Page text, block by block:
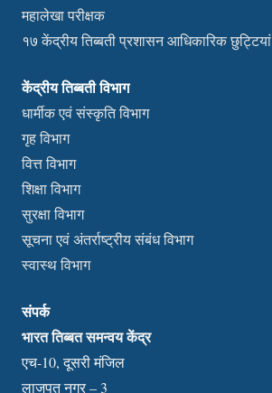
महालेखा परीक्षक
१७ केंद्रीय तिब्बती प्रशासन आधिकारिक छुट्टियां
केंद्रीय तिब्बती विभाग
धार्मीक एवं संस्कृति विभाग
गृह विभाग
वित्त विभाग
शिक्षा विभाग
सुरक्षा विभाग
सूचना एवं अंतर्राष्ट्रीय संबंध विभाग
स्वास्थ विभाग
संपर्क
भारत तिब्बत समन्वय केंद्र
एच-10, दूसरी मंजिल
लाजपत नगर – 3